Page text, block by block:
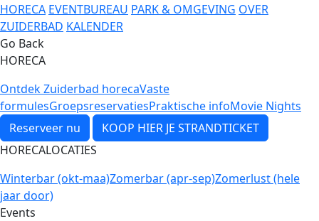
HORECA EVENTBUREAU PARK & OMGEVING OVER
ZUIDERBAD KALENDER
Go Back
HORECA
Ontdek Zuiderbad horecaVaste
formulesGroepsreservatiesPraktische infoMovie Nights
Reserveer nu
KOOP HIER JE STRANDTICKET
HORECALOCATIES
Winterbar (okt-maa)Zomerbar (apr-sep)Zomerlust (hele
jaar door)
Events